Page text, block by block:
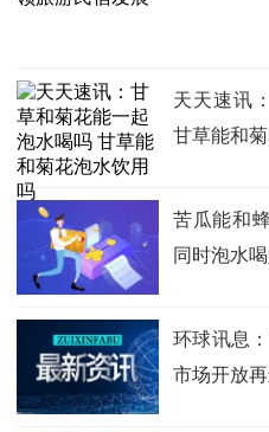
天天速讯
甘草能和
苦瓜能和
同时泡水
环球讯息
市场开放